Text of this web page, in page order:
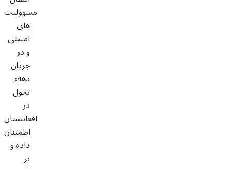
مسوولیت
های
امنیتی
و در
جریان
دههء
تحول
در
افغانستان
اطمینان
داده و
بر